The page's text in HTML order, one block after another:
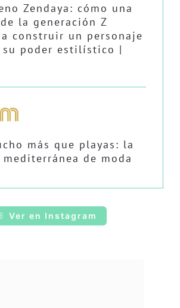
Zendaya: cómo una
la generación Z
construir un personaje
su poder estilístico |
más que playas: la
mediterránea de moda
Ver en Instagram